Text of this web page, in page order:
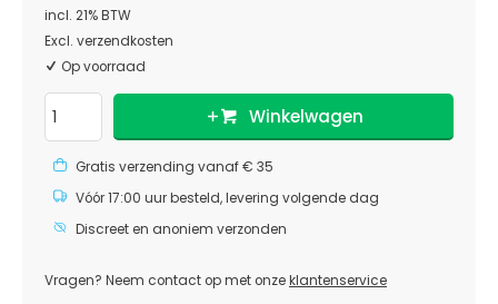
incl. 21% BTW
Excl. verzendkosten
Op voorraad
Winkelwagen
Gratis verzending vanaf € 35
Vóór 17:00 uur besteld, levering volgende dag
Discreet en anoniem verzonden
Vragen? Neem contact op met onzeklantenservice